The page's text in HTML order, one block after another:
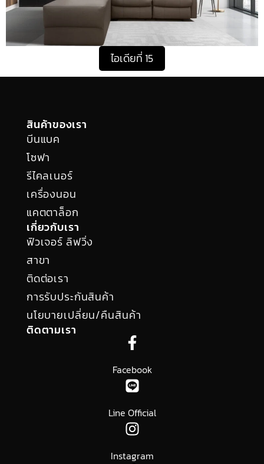
ไอเดียที่ 15
สินค้าของเรา
บีนแบค
โซฟา
รีไคลเนอร์
เครื่องนอน
แคตตาล็อก
เกี่ยวกับเรา
ฟิวเจอร์ ลิฟวิ่ง
สาขา
ติดต่อเรา
การรับประกันสินค้า
นโยบายเปลี่ยน/คืนสินค้า
ติดตามเรา
Facebook
Line Official
Instagram